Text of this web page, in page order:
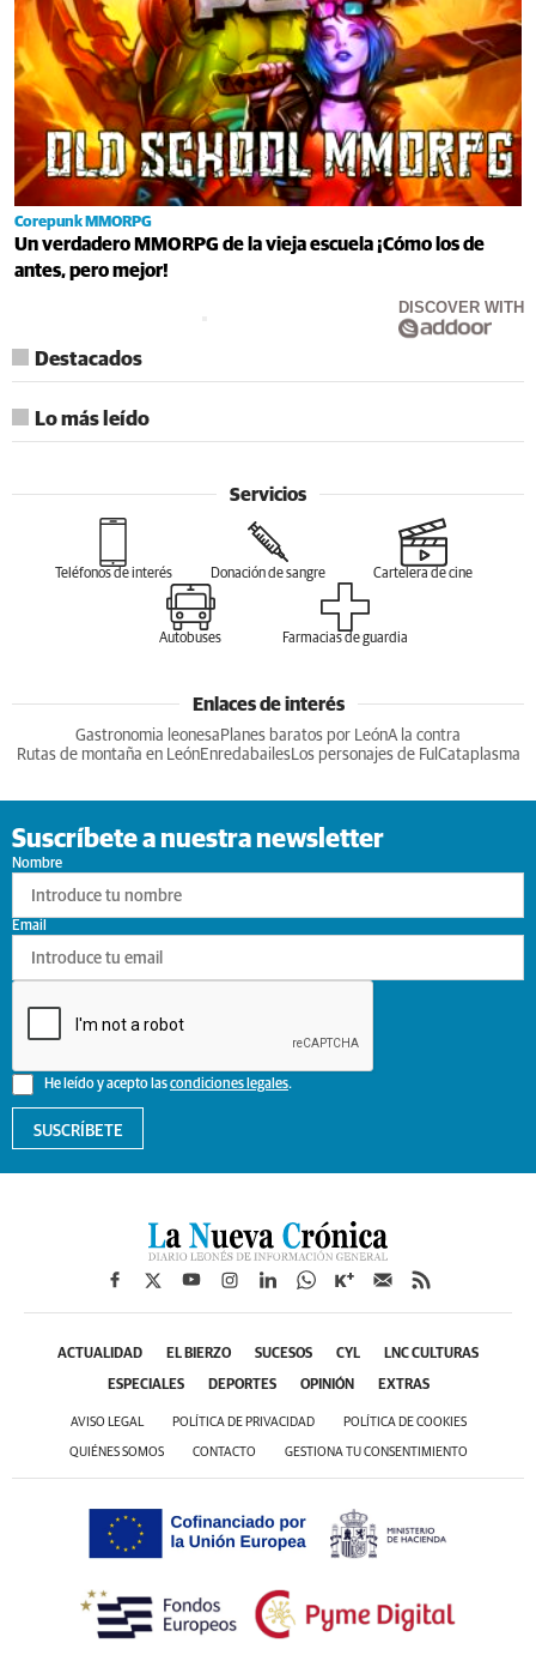
Corepunk MMORPG
Un verdadero MMORPG de la vieja escuela ¡Cómo los de
antes, pero mejor!
DISCOVER WITH
Destacados
Lo más leído
Servicios
Teléfonos de interés Donación de sangre Cartelera de cine
Autobuses Farmacias de guardia
Enlaces de interés
Gastronomia leonesa Planes baratos por LeónA la contra
Rutas de montaña en LeónEnredabailesLos personajes de Ful Cataplasma
Suscríbete a nuestra newsletter
Nombre
He leído y acepto lascondiciones legales.
Email
SUSCRÍBETE
ACTUALIDAD EL BIERZO SUCESOS CYL LNC CULTURAS
ESPECIALES DEPORTES OPINIÓN EXTRAS
AVISO LEGAL POLÍTICA DE PRIVACIDAD POLÍTICA DE COOKIES
QUIÉNES SOMOS CONTACTO GESTIONA TU CONSENTIMIENTO